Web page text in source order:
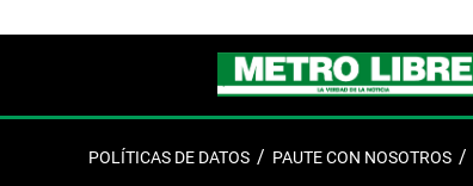
POLÍTICAS DE DATOS PAUTE CON NOSOTROS